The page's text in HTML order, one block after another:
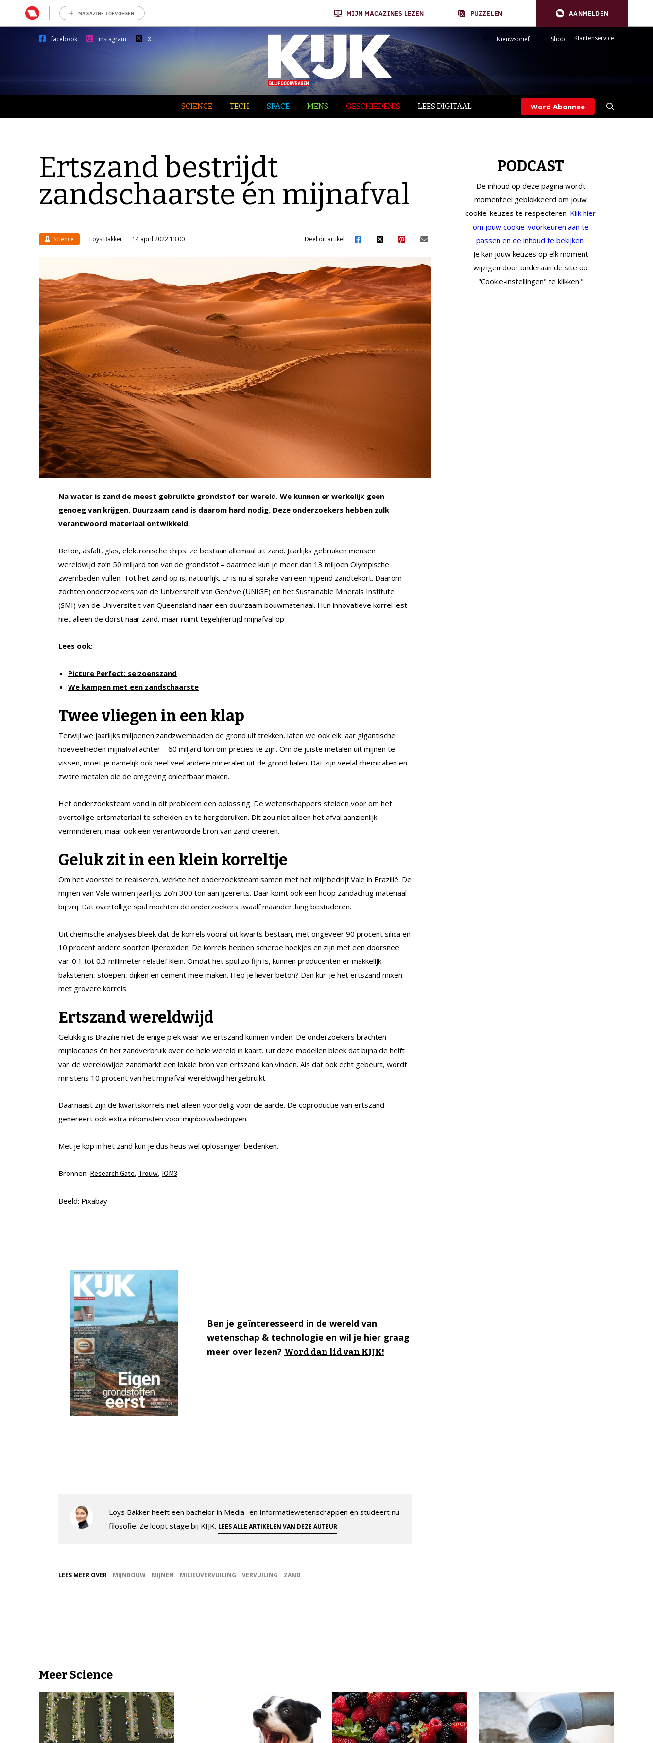
MAGAZINE TOEVOEGEN MIJN MAGAZINES LEZEN PUZZELEN AANMELDEN
facebook instagram X Nieuwsbrief Shop Klantenservice
SCIENCE TECH SPACE MENS GESCHIEDENIS LEES DIGITAAL Word Abonnee
Ertszand bestrijdt
zandschaarste én mijnafval
Science Loys Bakker 14 april 2022 13:00 Deel dit artikel:
Na water is zand de meest gebruikte grondstof ter wereld. We kunnen er werkelijk geen
genoeg van krijgen. Duurzaam zand is daarom hard nodig. Deze onderzoekers hebben zulk
verantwoord materiaal ontwikkeld.
Beton, asfalt, glas, elektronische chips: ze bestaan allemaal uit zand. Jaarlijks gebruiken mensen
wereldwijd zo’n 50 miljard ton van de grondstof – daarmee kun je meer dan 13 miljoen Olympische
zwembaden vullen. Tot het zand op is, natuurlijk. Er is nu al sprake van een nijpend zandtekort. Daarom
zochten onderzoekers van de Universiteit van Genève (UNIGE) en het Sustainable Minerals Institute
(SMI) van de Universiteit van Queensland naar een duurzaam bouwmateriaal. Hun innovatieve korrel lest
niet alleen de dorst naar zand, maar ruimt tegelijkertijd mijnafval op.
Lees ook:
Picture Perfect: seizoenszand
We kampen met een zandschaarste
Twee vliegen in een klap
Terwijl we jaarlijks miljoenen zandzwembaden de grond uit trekken, laten we ook elk jaar gigantische
hoeveelheden mijnafval achter – 60 miljard ton om precies te zijn. Om de juiste metalen uit mijnen te
vissen, moet je namelijk ook heel veel andere mineralen uit de grond halen. Dat zijn veelal chemicaliën en
zware metalen die de omgeving onleefbaar maken.
Het onderzoeksteam vond in dit probleem een oplossing. De wetenschappers stelden voor om het
overtollige ertsmateriaal te scheiden en te hergebruiken. Dit zou niet alleen het afval aanzienlijk
verminderen, maar ook een verantwoorde bron van zand creëren.
Geluk zit in een klein korreltje
Om het voorstel te realiseren, werkte het onderzoeksteam samen met het mijnbedrijf Vale in Brazilië. De
mijnen van Vale winnen jaarlijks zo’n 300 ton aan ijzererts. Daar komt ook een hoop zandachtig materiaal
bij vrij. Dat overtollige spul mochten de onderzoekers twaalf maanden lang bestuderen.
Uit chemische analyses bleek dat de korrels vooral uit kwarts bestaan, met ongeveer 90 procent silica en
10 procent andere soorten ijzeroxiden. De korrels hebben scherpe hoekjes en zijn met een doorsnee
van 0.1 tot 0.3 millimeter relatief klein. Omdat het spul zo fijn is, kunnen producenten er makkelijk
bakstenen, stoepen, dijken en cement mee maken. Heb je liever beton? Dan kun je het ertszand mixen
met grovere korrels.
Ertszand wereldwijd
Gelukkig is Brazilië niet de enige plek waar we ertszand kunnen vinden. De onderzoekers brachten
mijnlocaties én het zandverbruik over de hele wereld in kaart. Uit deze modellen bleek dat bijna de helft
van de wereldwijde zandmarkt een lokale bron van ertszand kan vinden. Als dat ook echt gebeurt, wordt
minstens 10 procent van het mijnafval wereldwijd hergebruikt.
Daarnaast zijn de kwartskorrels niet alleen voordelig voor de aarde. De coproductie van ertszand
genereert ook extra inkomsten voor mijnbouwbedrijven.
Met je kop in het zand kun je dus heus wel oplossingen bedenken.
Bronnen: Research Gate, Trouw, IOM3
Beeld: Pixabay
Ben je geïnteresseerd in de wereld van
wetenschap & technologie en wil je hier graag
meer over lezen? Word dan lid van KIJK!
Loys Bakker heeft een bachelor in Media- en Informatiewetenschappen en studeert nu
filosofie. Ze loopt stage bij KIJK. LEES ALLE ARTIKELEN VAN DEZE AUTEUR.
LEES MEER OVER MIJNBOUW MIJNEN MILIEUVERVUILING VERVUILING ZAND
PODCAST
De inhoud op deze pagina wordt
momenteel geblokkeerd om jouw
cookie-keuzes te respecteren. Klik hier
om jouw cookie-voorkeuren aan te
passen en de inhoud te bekijken.
Je kan jouw keuzes op elk moment
wijzigen door onderaan de site op
"Cookie-instellingen" te klikken."
Meer Science